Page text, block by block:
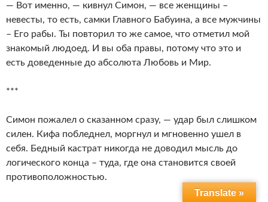
— Вот именно, — кивнул Симон, — все женщины –
невесты, то есть, самки Главного Бабуина, а все мужчины
– Его рабы. Ты повторил то же самое, что отметил мой
знакомый людоед. И вы оба правы, потому что это и
есть доведенные до абсолюта Любовь и Мир.
***
Симон пожалел о сказанном сразу, — удар был слишком
силен. Кифа побледнел, моргнул и мгновенно ушел в
себя. Бедный кастрат никогда не доводил мысль до
логического конца – туда, где она становится своей
противоположностью.
Translate »